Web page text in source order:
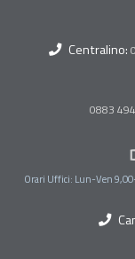
Centralino:
0883
Orari Uffici: Lun-Ven